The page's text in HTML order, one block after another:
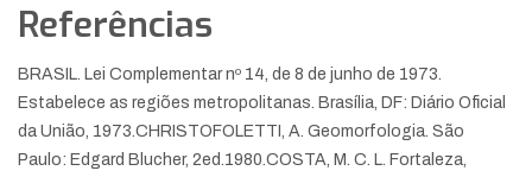
Referências
BRASIL. Lei Complementar nº 14, de 8 de junho de 1973.
Estabelece as regiões metropolitanas. Brasília, DF: Diário Oficial
da União, 1973. CHRISTOFOLETTI, A. Geomorfologia. São
Paulo: Edgard Blucher, 2ed.1980. COSTA, M. C. L. Fortaleza,